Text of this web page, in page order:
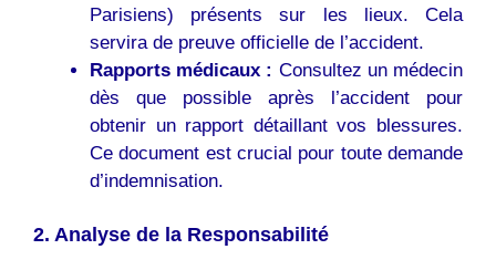
Parisiens) présents sur les lieux. Cela
servira de preuve officielle de l’accident.
Rapports médicaux : Consultez un médecin
dès que possible après l’accident pour
obtenir un rapport détaillant vos blessures.
Ce document est crucial pour toute demande
d’indemnisation.
2. Analyse de la Responsabilité